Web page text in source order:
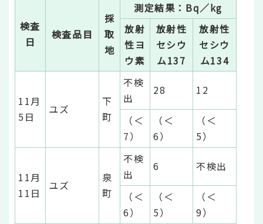
検査
日
検査品目
採
取
地
測定結果：Bq／kg
放射
性ヨ
ウ素
放射性
セシウ
ム137
放射性
セシウ
ム134
11月
5日
ユズ
下
町
不検
出
28 12
（＜
7）
（＜
6）
（＜
5）
11月
11日
ユズ
泉
町
不検
出
6 不検出
（＜
6）
（＜
5）
（＜
9）